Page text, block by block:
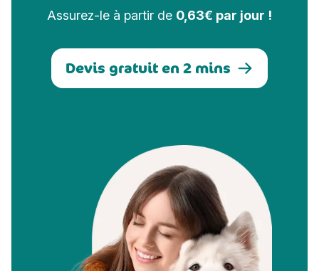
Assurez-le à partir de 0,63€ par jour !
Devis gratuit en 2 mins